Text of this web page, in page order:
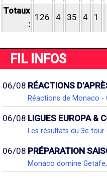
Totaux
:
126 4 35 4 1
FIL INFOS
06/08 RÉACTIONS
Réactions de Monaco -
06/08 LIGUES EUROPA &
Les résultats du 3e tour
06/08 PRÉPARATION
Monaco domine